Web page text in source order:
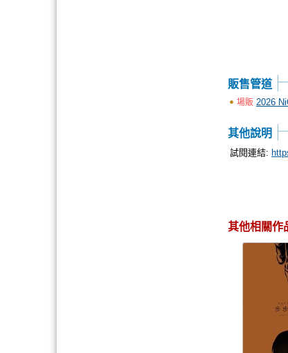
販售管道
場販 2026
其他說明
試閱連結:
其他相關作